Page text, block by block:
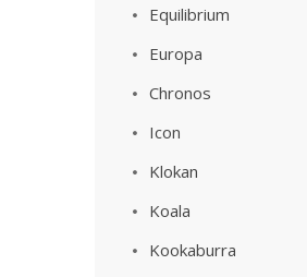
Equilibrium
Europa
Chronos
Icon
Klokan
Koala
Kookaburra